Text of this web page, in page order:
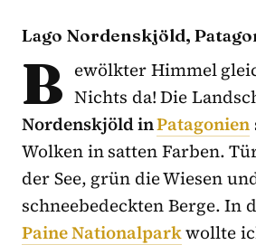
Lago Nordenskjöld,
B ewölkter Himmel
Nichts da! Die
Nordenskjöld inPatagonien
Wolken in satten Farben.
der See, grün die Wiesen
schneebedeckten Berge. In
Paine Nationalparkwollte